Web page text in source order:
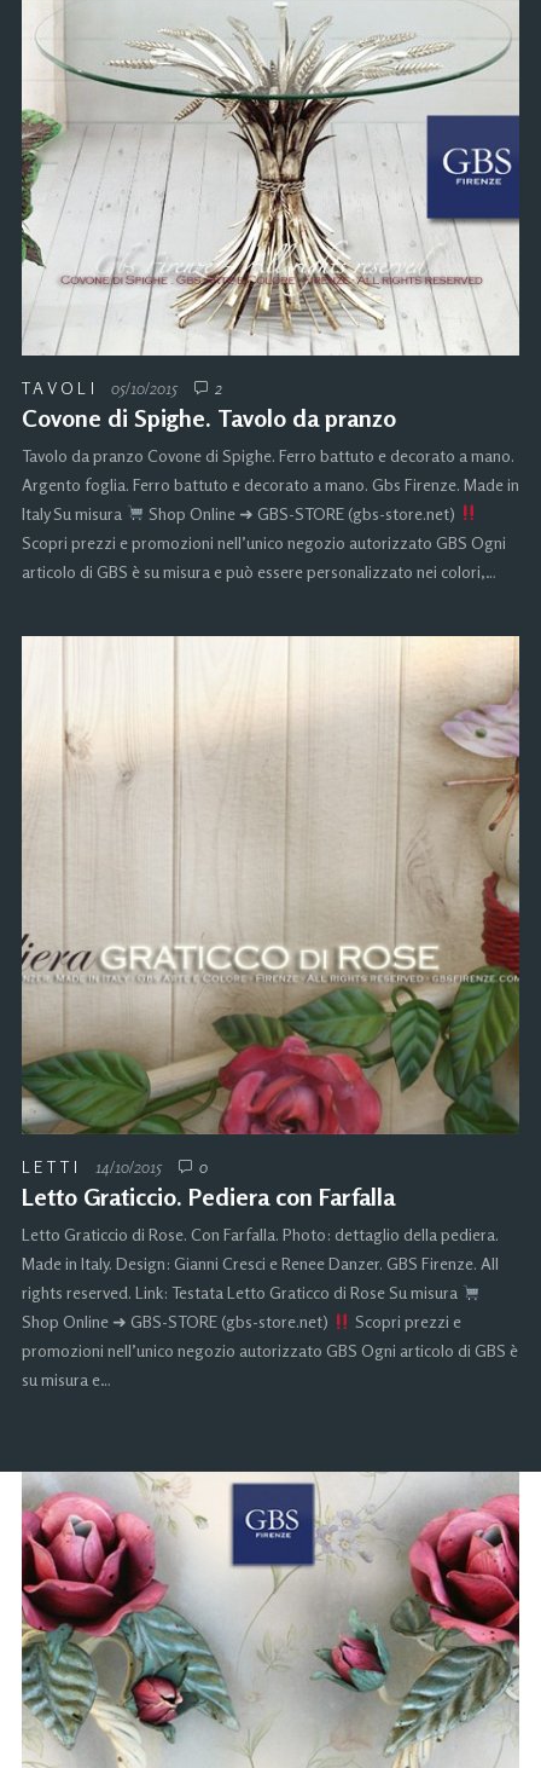
TAVOLI 05/10/2015 2
Covone di Spighe. Tavolo da pranzo
Tavolo da pranzo Covone di Spighe. Ferro battuto e decorato a mano.
Argento foglia. Ferro battuto e decorato a mano. Gbs Firenze. Made in
Italy Su misura
Shop Online ➜ GBS-STORE (gbs-store.net)
Scopri prezzi e promozioni nell’unico negozio autorizzato GBS Ogni
articolo di GBS è su misura e può essere personalizzato nei colori,…
LETTI 14/10/2015 0
Letto Graticcio. Pediera con Farfalla
Letto Graticcio di Rose. Con Farfalla. Photo: dettaglio della pediera.
Made in Italy. Design: Gianni Cresci e Renee Danzer. GBS Firenze. All
rights reserved. Link: Testata Letto Graticco di Rose Su misura
Shop Online ➜ GBS-STORE (gbs-store.net)
Scopri prezzi e
promozioni nell’unico negozio autorizzato GBS Ogni articolo di GBS è
su misura e…